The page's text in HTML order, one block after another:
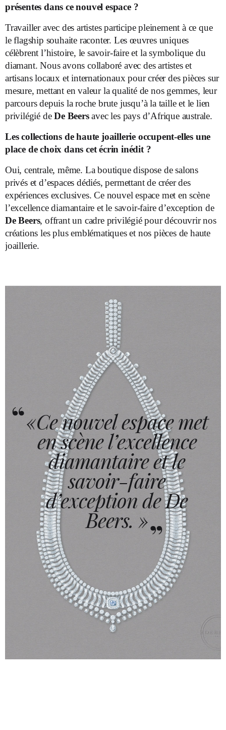
présentes dans ce nouvel espace ?
Travailler avec des artistes participe pleinement à ce que
le flagship souhaite raconter. Les œuvres uniques
célèbrent l’histoire, le savoir-faire et la symbolique du
diamant. Nous avons collaboré avec des artistes et
artisans locaux et internationaux pour créer des pièces sur
mesure, mettant en valeur la qualité de nos gemmes, leur
parcours depuis la roche brute jusqu’à la taille et le lien
privilégié deDe Beersavec les pays d’Afrique australe.
Les collections de haute joaillerie occupent-elles une
place de choix dans cet écrin inédit ?
Oui, centrale, même. La boutique dispose de salons
privés et d’espaces dédiés, permettant de créer des
expériences exclusives. Ce nouvel espace met en scène
l’excellence diamantaire et le savoir-faire d’exception de
De Beers, offrant un cadre privilégié pour découvrir nos
créations les plus emblématiques et nos pièces de haute
joaillerie.
«Ce nouvel espace met
en scène l’excellence
diamantaire et le
savoir-faire
d’exception de De
Beers. »